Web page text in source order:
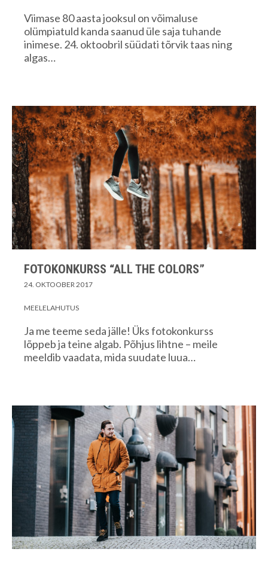
Viimase 80 aasta jooksul on võimaluse
olümpiatuld kanda saanud üle saja tuhande
inimese. 24. oktoobril süüdati tõrvik taas ning
algas…
FOTOKONKURSS “ALL THE COLORS”
24. OKTOOBER 2017
MEELELAHUTUS
Ja me teeme seda jälle! Üks fotokonkurss
lõppeb ja teine algab. Põhjus lihtne – meile
meeldib vaadata, mida suudate luua…